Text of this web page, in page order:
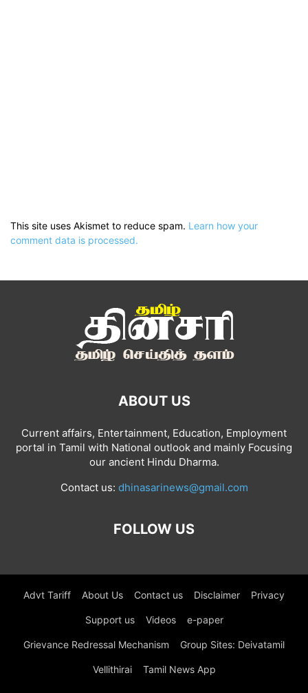
This site uses Akismet to reduce spam. Learn how your
comment data is processed.
ABOUT US
Current affairs, Entertainment, Education, Employment
portal in Tamil with National outlook and mainly Focusing
our ancient Hindu Dharma.
Contact us: dhinasarinews@gmail.com
FOLLOW US
Advt Tariff About Us Contact us Disclaimer Privacy
Support us Videos e-paper
Grievance Redressal Mechanism Group Sites: Deivatamil
Vellithirai Tamil News App